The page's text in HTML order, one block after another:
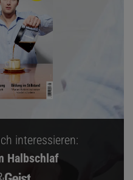
interessieren:
Halbschlaf